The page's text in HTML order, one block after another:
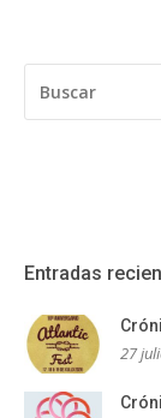
Entradas
27